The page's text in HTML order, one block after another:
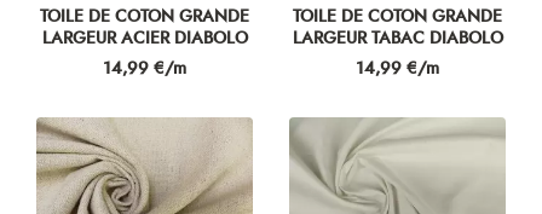
TOILE DE COTON GRANDE
LARGEUR ACIER DIABOLO
Prix
14,99 €/m
TOILE DE COTON GRANDE
LARGEUR TABAC DIABOLO
Prix
14,99 €/m